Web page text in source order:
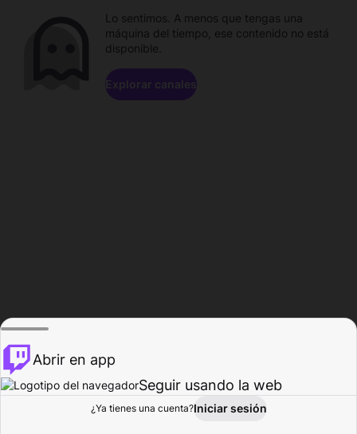
Explorar Actividad
Lo sentimos. A menos que tengas una
máquina del tiempo, ese contenido no está
disponible.
Explorar canales
Abrir en app
Seguir usando la web
¿Ya tienes una cuenta?Iniciar sesión